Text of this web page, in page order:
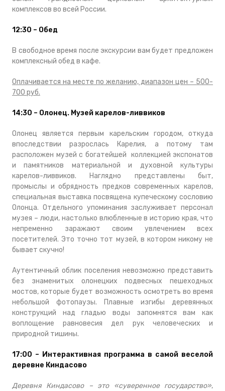
комплексов во всей России.
12:30 – Обед
В свободное время после экскурсии вам будет предложен
комплексный обед в кафе.
Оплачивается на месте по желанию, диапазон цен – 500-
700 руб.
14:30 – Олонец. Музей карелов-ливвиков
Олонец является первым карельским городом, откуда
впоследствии разрослась Карелия, а потому там
расположен музей с богатейшей коллекцией экспонатов
и памятников материальной и духовной культуры
карелов-ливвиков. Наглядно представлены быт,
промыслы и обрядность предков современных карелов,
специальная выставка посвящена купеческому сословию
Олонца. Отдельного упоминания заслуживает персонал
музея – люди, настолько влюбленные в историю края, что
непременно заражают своим увлечением всех
посетителей. Это точно тот музей, в котором никому не
бывает скучно!
Аутентичный облик поселения невозможно представить
без знаменитых олонецких подвесных пешеходных
мостов, которые будет возможность осмотреть во время
небольшой фотопаузы. Плавные изгибы деревянных
конструкций над гладью воды запомнятся вам как
воплощение равновесия дел рук человеческих и
природной тишины.
17:00 – Интерактивная программа в самой веселой
деревне Киндасово
Деревня Киндасово – это «суверенное государство»,